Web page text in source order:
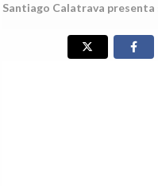
Santiago Calatrava